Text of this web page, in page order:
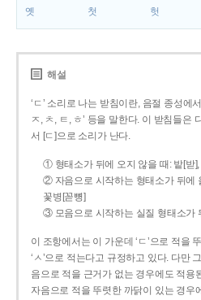
옛
첫 헛
해설
‘ㄷ’ 소리로 나는 받침이란, 음절 종성에
ㅈ, ㅊ, ㅌ, ㅎ’ 등을 말한다. 이 받침들은
서 [ㄷ]으로 소리가 난다.
① 형태소가 뒤에 오지 않을 때: 밭[받],
② 자음으로 시작하는 형태소가 뒤에
꽃병[꼳뼝]
③ 모음으로 시작하는 실질 형태소가
이 조항에서는 이 가운데 ‘ㄷ’으로 적을
‘ㅅ’으로 적는다고 규정하고 있다. 다만
음으로 적을 근거가 없는 경우에도 적용
자음으로 적을 뚜렷한 까닭이 있는 경우